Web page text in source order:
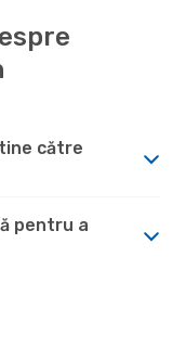
către
pentru a